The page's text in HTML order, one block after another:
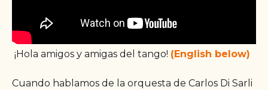
¡Hola amigos y amigas del tango! (English below)
Cuando hablamos de la orquesta de Carlos Di Sarli